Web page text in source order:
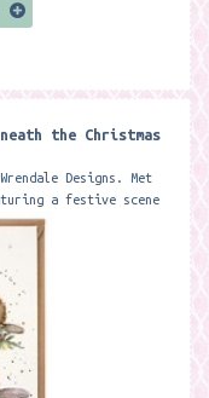
the Christmas
Designs. Met
a festive scene